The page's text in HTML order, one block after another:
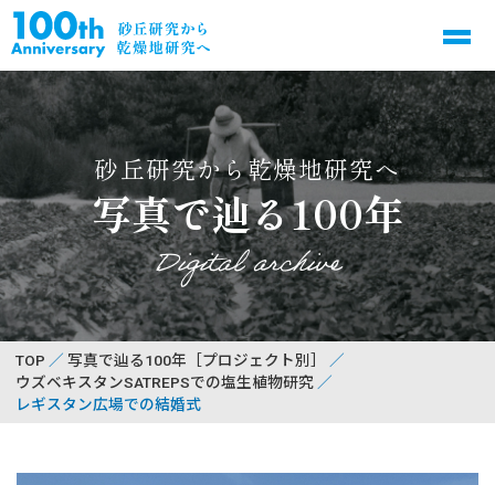
砂丘研究から乾燥地研究へ
写真で辿る100年
Digital archive
TOP
写真で辿る100年［プロジェクト別］
ウズベキスタンSATREPSでの塩生植物研究
レギスタン広場での結婚式